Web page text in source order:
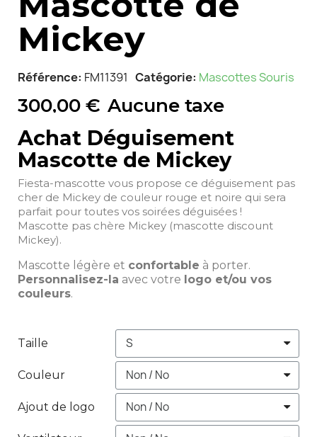
Mickey
Référence FM11391 Catégorie Mascottes Souris
300,00 € Aucune taxe
Achat Déguisement
Mascotte de Mickey
Fiesta-mascotte vous propose ce déguisement pas
cher de Mickey de couleur rouge et noire qui sera
parfait pour toutes vos soirées déguisées !
Mascotte pas chère Mickey (mascotte discount
Mickey).
Mascotte légère et confortable à porter.
Personnalisez-la avec votre logo et/ou vos
couleurs.
Taille
Couleur
Ajout de logo